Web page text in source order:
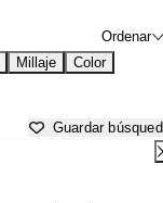
Ordenar
Millaje Color
Guardar